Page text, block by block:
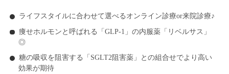
ライフスタイルに合わせて選べるオンライン診療or来院診療♪
痩せホルモンと呼ばれる「GLP-1」の内服薬「リベルサス」
◎
糖の吸収を阻害する「SGLT2阻害薬」との組合せでより高い
効果が期待